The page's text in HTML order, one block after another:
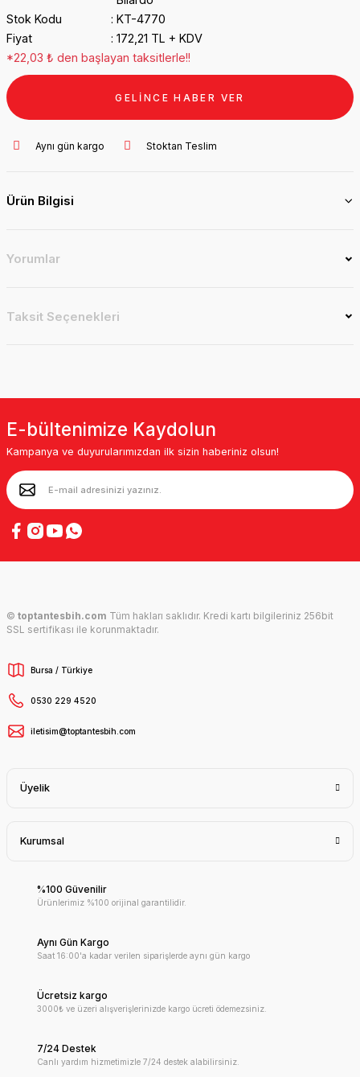
Stok Kodu
KT-4770
Fiyat
172,21 TL + KDV
*22,03 ₺ den başlayan taksitlerle!!
GELİNCE HABER VER
Aynı gün kargo Stoktan Teslim
Ürün Bilgisi
Yorumlar
Taksit Seçenekleri
E-bültenimize Kaydolun
Kampanya ve duyurularımızdan ilk sizin haberiniz olsun!
© toptantesbih.com Tüm hakları saklıdır. Kredi kartı bilgileriniz 256bit
SSL sertifikası ile korunmaktadır.
Bursa / Türkiye
0530 229 4520
iletisim@toptantesbih.com
Üyelik
Kurumsal
%100 Güvenilir
Ürünlerimiz %100 orijinal garantilidir.
Aynı Gün Kargo
Saat 16:00'a kadar verilen siparişlerde aynı gün kargo
Ücretsiz kargo
3000₺ ve üzeri alışverişlerinizde kargo ücreti ödemezsiniz.
7/24 Destek
Canlı yardım hizmetimizle 7/24 destek alabilirsiniz.